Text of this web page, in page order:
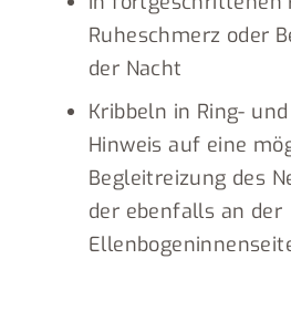
Ruheschmerz oder
der Nacht
Kribbeln in Ring-
Hinweis auf eine
Begleitreizung des
der ebenfalls an der